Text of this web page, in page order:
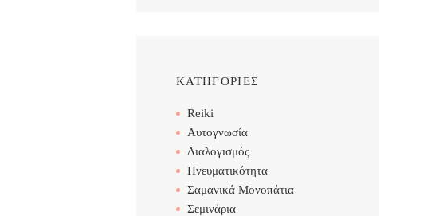
ΚΑΤΗΓΟΡΙΕΣ
Reiki
Αυτογνωσία
Διαλογισμός
Πνευματικότητα
Σαμανικά Μονοπάτια
Σεμινάρια